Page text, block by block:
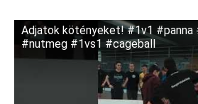
Adjatok kötényeket! #1v1 #panna
#nutmeg #1vs1 #cageball